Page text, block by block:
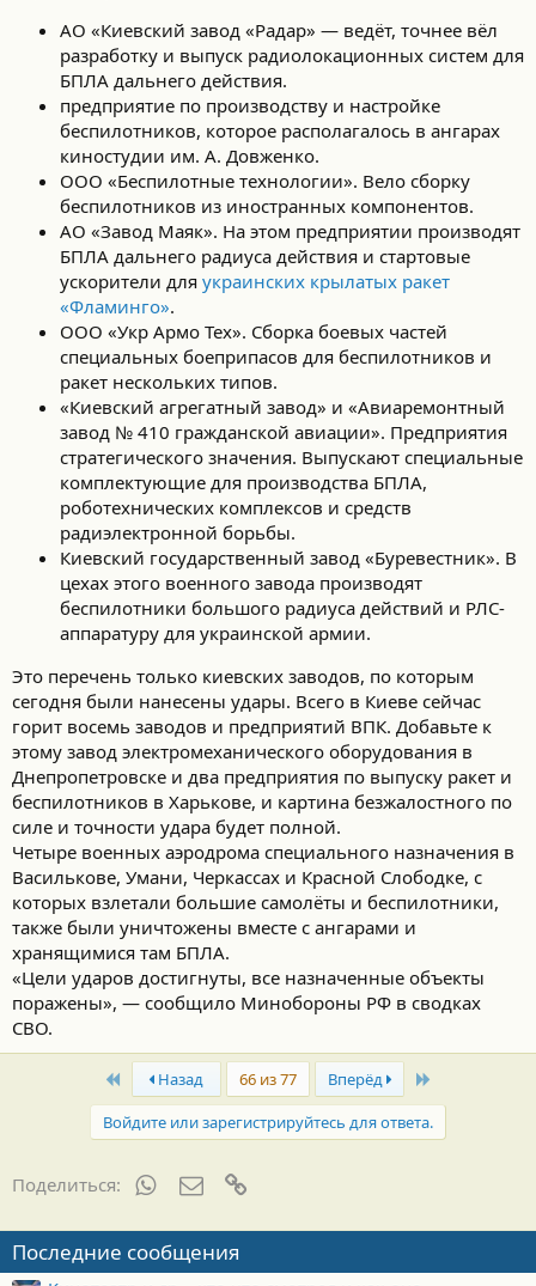
АО «Киевский завод «Радар» — ведёт, точнее вёл
разработку и выпуск радиолокационных систем для
БПЛА дальнего действия.
предприятие по производству и настройке
беспилотников, которое располагалось в ангарах
киностудии им. А. Довженко.
ООО «Беспилотные технологии». Вело сборку
беспилотников из иностранных компонентов.
АО «Завод Маяк». На этом предприятии производят
БПЛА дальнего радиуса действия и стартовые
ускорители для украинских крылатых ракет
«Фламинго».
ООО «Укр Армо Тех». Сборка боевых частей
специальных боеприпасов для беспилотников и
ракет нескольких типов.
«Киевский агрегатный завод» и «Авиаремонтный
завод № 410 гражданской авиации». Предприятия
стратегического значения. Выпускают специальные
комплектующие для производства БПЛА,
роботехнических комплексов и средств
радиэлектронной борьбы.
Киевский государственный завод «Буревестник». В
цехах этого военного завода производят
беспилотники большого радиуса действий и РЛС-
аппаратуру для украинской армии.
Это перечень только киевских заводов, по которым
сегодня были нанесены удары. Всего в Киеве сейчас
горит восемь заводов и предприятий ВПК. Добавьте к
этому завод электромеханического оборудования в
Днепропетровске и два предприятия по выпуску ракет и
беспилотников в Харькове, и картина безжалостного по
силе и точности удара будет полной.
Четыре военных аэродрома специального назначения в
Василькове, Умани, Черкассах и Красной Слободке, с
которых взлетали большие самолёты и беспилотники,
также были уничтожены вместе с ангарами и
хранящимися там БПЛА.
«Цели ударов достигнуты, все назначенные объекты
поражены», — сообщило Минобороны РФ в сводках
СВО.
First Назад 66 из 77 Вперёд
Войдите или зарегистрируйтесь для ответа.
Поделиться: WhatsAppЭлектронная почта
Последние сообщения